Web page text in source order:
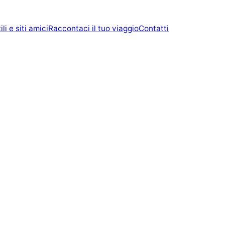
e siti amiciRaccontaci il tuo viaggioContatti